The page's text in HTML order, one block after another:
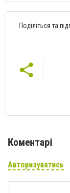
Поділіться та
Коментарі
Авторизуватись